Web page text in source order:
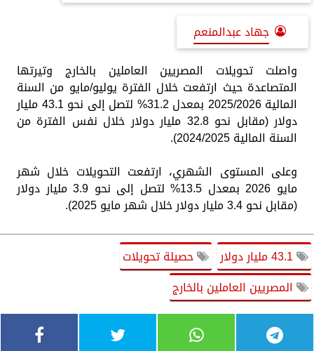
جهاد عبدالمنعم
واصلت تحويلات المصريين العاملين بالخارج وتيرتها
المتصاعدة حيث ارتفعت خلال الفترة يوليو/مايو من السنة
المالية 2025/2026 بمعدل 31.2% لتصل إلى نحو 43.1 مليار
دولار (مقابل نحو 32.8 مليار دولار خلال نفس الفترة من
السنة المالية 2024/2025).
وعلى المستوى الشهري، ارتفعت التحويلات خلال شهر
مايو 2026 بمعدل 13.5% لتصل إلى نحو 3.9 مليار دولار
(مقابل نحو 3.4 مليار دولار خلال شهر مايو 2025).
حصيلة تحويلات
المصريين العاملين بالخارج